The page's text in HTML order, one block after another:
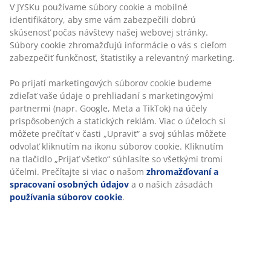
V JYSKu používame súbory cookie a mobilné
identifikátory, aby sme vám zabezpečili dobrú
skúsenosť počas návštevy našej webovej stránky.
Súbory cookie zhromažďujú informácie o vás s cieľom
zabezpečiť funkčnosť, štatistiky a relevantný marketing.
Po prijatí marketingových súborov cookie budeme
zdieľať vaše údaje o prehliadaní s marketingovými
partnermi (napr. Google, Meta a TikTok) na účely
prispôsobených a statických reklám. Viac o účeloch si
môžete prečítať v časti „Upraviť“ a svoj súhlas môžete
odvolať kliknutím na ikonu súborov cookie. Kliknutím
na tlačidlo „Prijať všetko“ súhlasíte so všetkými tromi
účelmi. Prečítajte si viac o našom zhromažďovaní a
spracovaní osobných údajov a o našich zásadách
používania súborov cookie.